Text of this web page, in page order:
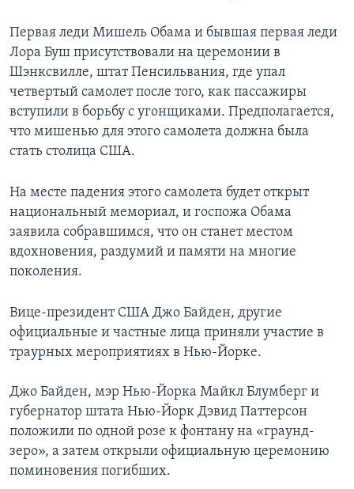
Первая леди Мишель Обама и бывшая первая леди
Лора Буш присутствовали на церемонии в
Шэнксвилле, штат Пенсильвания, где упал
четвертый самолет после того, как пассажиры
вступили в борьбу с угонщиками. Предполагается,
что мишенью для этого самолета должна была
стать столица США.
На месте падения этого самолета будет открыт
национальный мемориал, и госпожа Обама
заявила собравшимся, что он станет местом
вдохновения, раздумий и памяти на многие
поколения.
Вице-президент США Джо Байден, другие
официальные и частные лица приняли участие в
траурных мероприятиях в Нью-Йорке.
Джо Байден, мэр Нью-Йорка Майкл Блумберг и
губернатор штата Нью-Йорк Дэвид Паттерсон
положили по одной розе к фонтану на «граунд-
зеро», а затем открыли официальную церемонию
поминовения погибших.